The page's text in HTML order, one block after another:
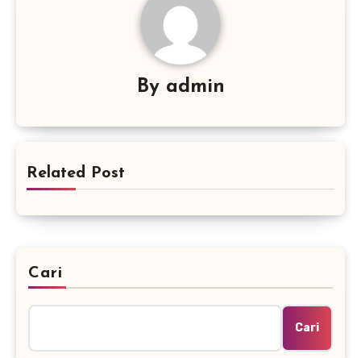
By admin
Related Post
Cari
Cari